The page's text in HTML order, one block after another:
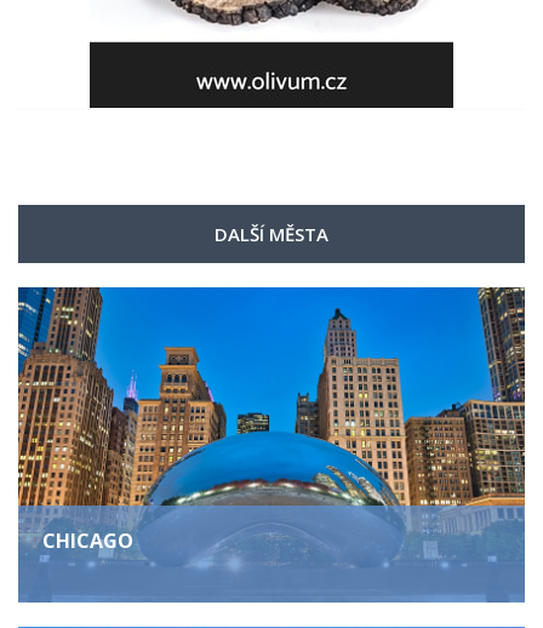
DALŠÍ MĚSTA
CHICAGO